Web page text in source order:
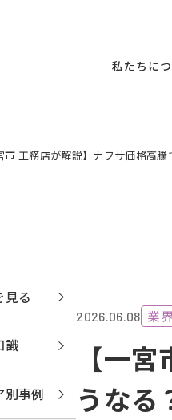
本文までス
私たちに
市 工務店が解説】ナフサ価格高
見る
識
別事例
【一
うなる
2026.06.08 業